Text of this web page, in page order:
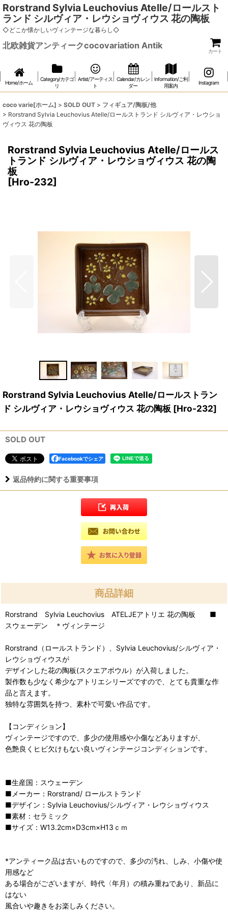
Rorstrand Sylvia Leuchovius Atelle/ロールスト
ランド シルヴィア・レウショヴィウス 花の陶板
◇どこか懐かしいヴィンテージな暮らし◇
北欧雑貨アンティークcocovariation Antik
カート
Home/ホーム
Category/カテゴ
リ
Artist/アーティス
ト
Calendar/カレン
ダー
Information/ご利
用案内
Instagram
coco varie[ホーム] > SOLD OUT > フィギュア/陶板/他
> Rorstrand Sylvia Leuchovius Atelle/ロールストランド シルヴィア・レウショ
ヴィウス 花の陶板
Rorstrand Sylvia Leuchovius Atelle/ロールス
トランド シルヴィア・レウショヴィウス 花の陶
板
[Hro-232]
Rorstrand Sylvia Leuchovius Atelle/ロールストラン
ド シルヴィア・レウショヴィウス 花の陶板 [Hro-232]
SOLD OUT
Facebookでシェア
返品特約に関する重要事項
商品詳細
Rorstrand Sylvia Leuchovius ATELJEアトリエ 花の陶板 ■
スウェーデン ＊ヴィンテージ
Rorstrand（ロールストランド）、Sylvia Leuchovius/シルヴィア・
レウショヴィウスが
デザインした花の陶板(スクエアボウル）が入荷しました。
製作数も少なく希少なアトリエシリーズですので、とても貴重な作
品と言えます。
独特な雰囲気を持つ、素朴で可愛い作品です。
【コンディション】
ヴィンテージですので、多少の使用感や小傷などありますが、
色艶良くヒビ欠けもない良いヴィンテージコンディションです。
■生産国：スウェーデン
■メーカー：Rorstrand/ ロールストランド
■デザイン：Sylvia Leuchovius/シルヴィア・レウショヴィウス
■素材：セラミック
■サイズ：W13.2cm×D3cm×H13ｃｍ
*アンティーク品は古いものですので、多少の汚れ、しみ、小傷や使
用感など
ある場合がございますが、時代〈年月）の積み重ねであり、新品に
はない
風合いや趣きをお楽しみください。